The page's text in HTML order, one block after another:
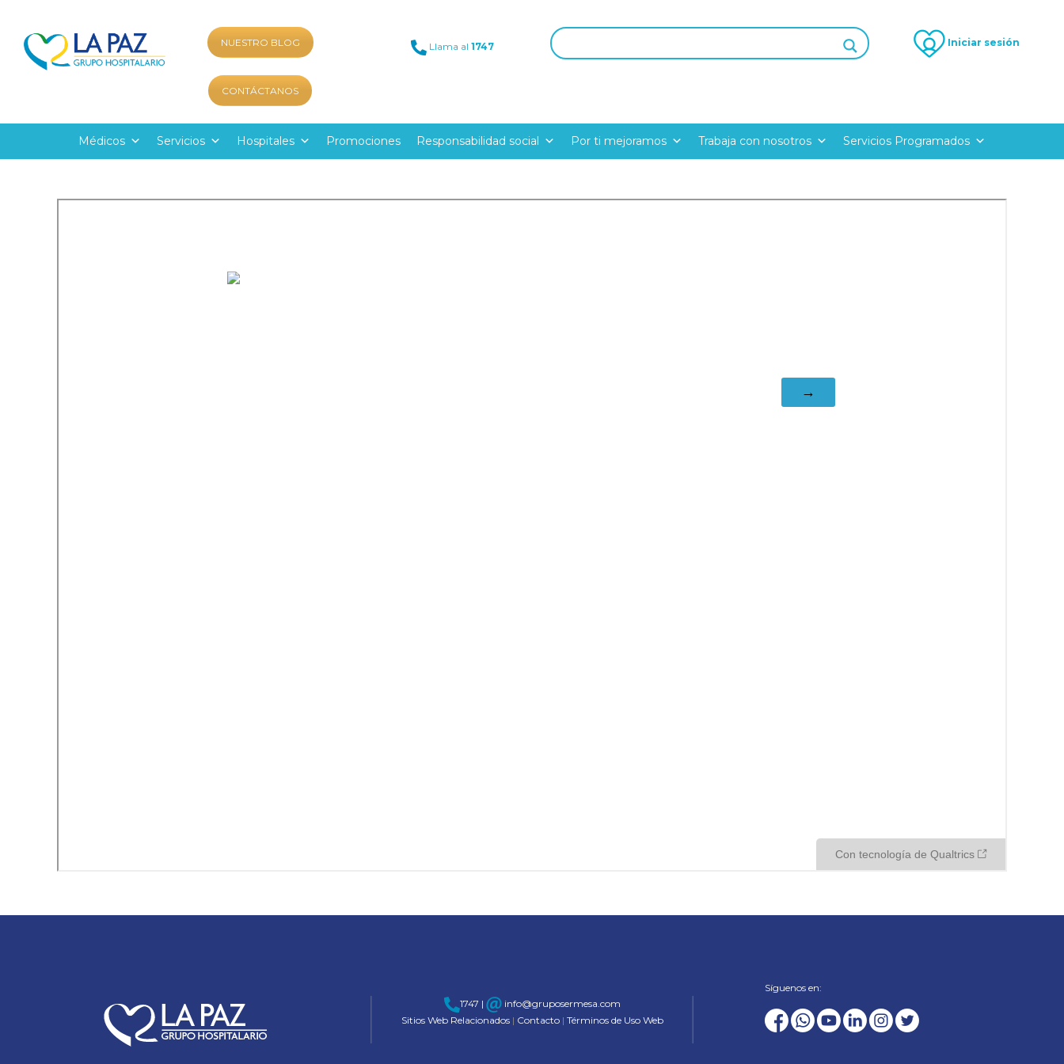
NUESTRO BLOG
CONTÁCTANOS
Llama al 1747 Iniciar sesión
Médicos Servicios Hospitales Promociones Responsabilidad social Por ti mejoramos Trabaja con nosotros Servicios Programados
1747 |
info@gruposermesa.com
Sitios Web Relacionados | Contacto | Términos de Uso Web
Síguenos en: